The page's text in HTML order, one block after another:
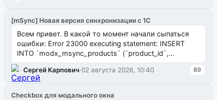
[mSync] Новая версия синхронизации с 1С
Всем привет. В какой то момент начали сыпаться
ошибки: Error 23000 executing statement: INSERT
INTO `modx_msync_products` (`product_id`,
`uuid_1c`) VALUES ...
Сергей Карпович·02 августа 2026, 10:40 89
Checkbox для модального окна